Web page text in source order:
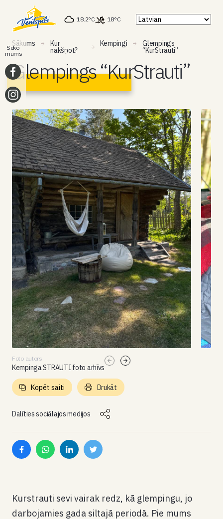
18.2°C 18°C
Sākums Kur
nakšņot?
Kempingi Glempings
“KurStrauti”
Glempings “KurStrauti”
Foto autors
Kempinga STRAUTI foto arhīvs
Dalīties sociālajos medijos
Kopēt saiti Drukāt
Kurstrauti sevi vairak redz, kā glempingu, jo
darbojamies gada siltajā periodā. Pie mums
Seko
mums